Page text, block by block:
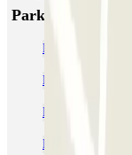
Parking degli Eroi
Parcheggi alla
Parcheggio
Parcheggio in
Parcheggi alla